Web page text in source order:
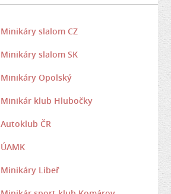
Minikáry slalom CZ
Minikáry slalom SK
Minikáry Opolský
Minikár klub Hlubočky
Autoklub ČR
ÚAMK
Minikáry Libeř